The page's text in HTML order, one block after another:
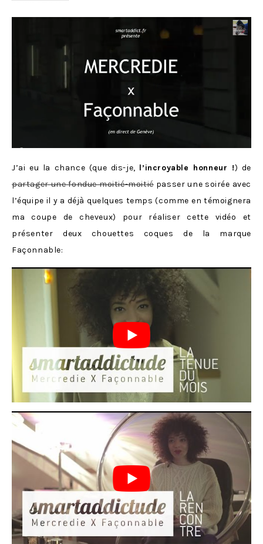
J’ai eu la chance (que dis-je, l’incroyable honneur !) de
partager une fondue moitié-moitiépasser une soirée avec
l’équipe il y a déjà quelques temps (comme en témoignera
ma coupe de cheveux) pour réaliser cette vidéo et
présenter deux chouettes coques de la marque
Façonnable: